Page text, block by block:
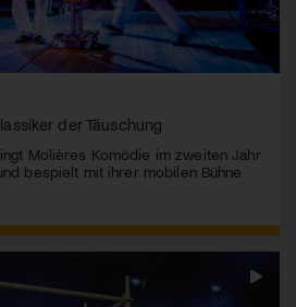
der Täuschung
Molières Komödie im zweiten Jahr
bespielt mit ihrer mobilen Bühne